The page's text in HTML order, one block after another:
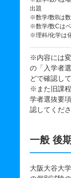
出題
※数学/数Bは
※数学/数Cは
※理科/化学は
※内容には
の「入学者
どで確認し
※また旧課
学者選抜要
認してくださ
一般 後
大阪大谷大